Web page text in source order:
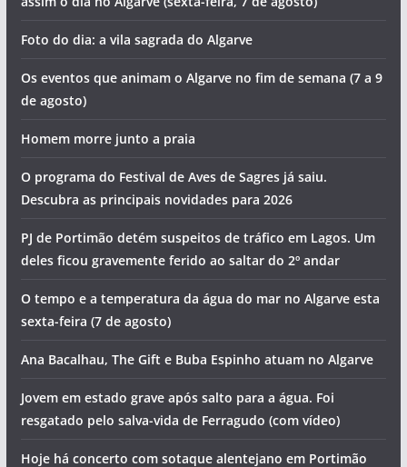
Foto do dia: a vila sagrada do Algarve
Os eventos que animam o Algarve no fim de semana (7 a 9
de agosto)
Homem morre junto a praia
O programa do Festival de Aves de Sagres já saiu.
Descubra as principais novidades para 2026
PJ de Portimão detém suspeitos de tráfico em Lagos. Um
deles ficou gravemente ferido ao saltar do 2º andar
O tempo e a temperatura da água do mar no Algarve esta
sexta-feira (7 de agosto)
Ana Bacalhau, The Gift e Buba Espinho atuam no Algarve
Jovem em estado grave após salto para a água. Foi
resgatado pelo salva-vida de Ferragudo (com vídeo)
Hoje há concerto com sotaque alentejano em Portimão